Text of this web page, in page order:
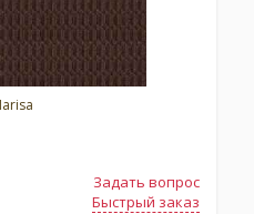
Задать вопрос
Быстрый заказ